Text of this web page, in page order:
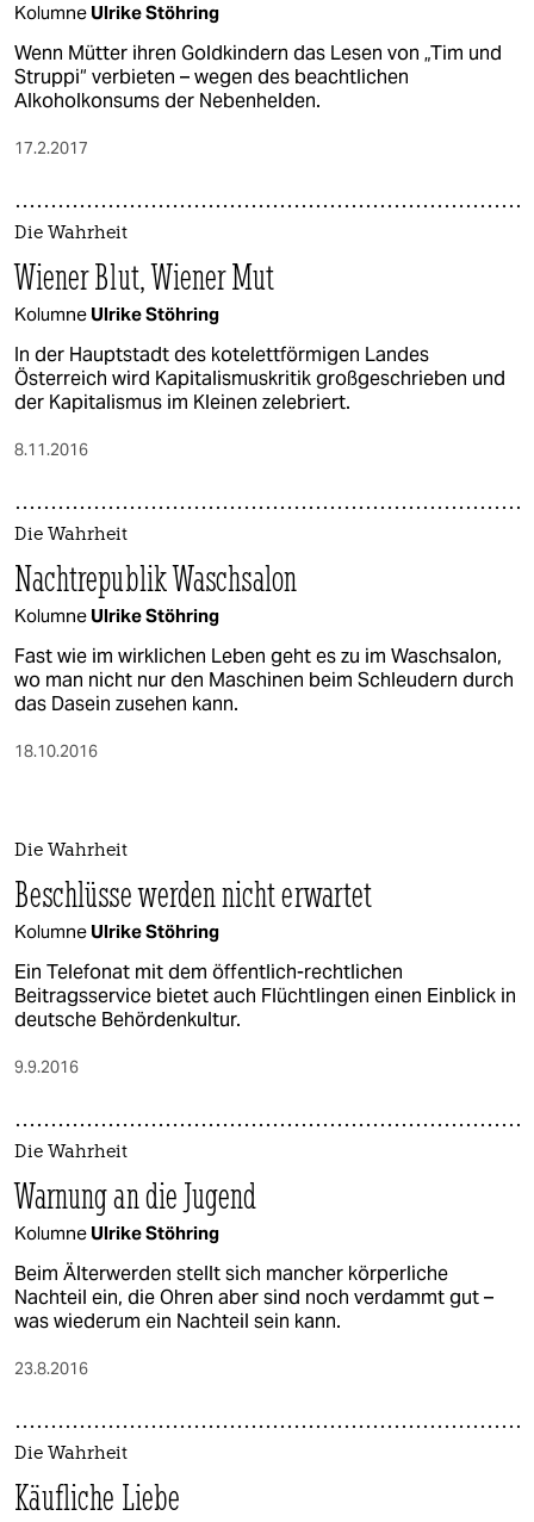
Kolumne Ulrike Stöhring
Wenn Mütter ihren Goldkindern das Lesen von „Tim und
Struppi“ verbieten – wegen des beachtlichen
Alkoholkonsums der Nebenhelden.
17.2.2017
Die Wahrheit
Wiener Blut, Wiener Mut
Kolumne Ulrike Stöhring
In der Hauptstadt des kotelettförmigen Landes
Österreich wird Kapitalismuskritik großgeschrieben und
der Kapitalismus im Kleinen zelebriert.
8.11.2016
Die Wahrheit
Nachtrepublik Waschsalon
Kolumne Ulrike Stöhring
Fast wie im wirklichen Leben geht es zu im Waschsalon,
wo man nicht nur den Maschinen beim Schleudern durch
das Dasein zusehen kann.
18.10.2016
Die Wahrheit
Beschlüsse werden nicht erwartet
Kolumne Ulrike Stöhring
Ein Telefonat mit dem öffentlich-rechtlichen
Beitragsservice bietet auch Flüchtlingen einen Einblick in
deutsche Behördenkultur.
9.9.2016
Die Wahrheit
Warnung an die Jugend
Kolumne Ulrike Stöhring
Beim Älterwerden stellt sich mancher körperliche
Nachteil ein, die Ohren aber sind noch verdammt gut –
was wiederum ein Nachteil sein kann.
23.8.2016
Die Wahrheit
Käufliche Liebe